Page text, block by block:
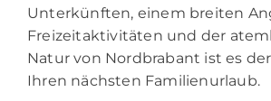
Unterkünften, einem breiten
Freizeitaktivitäten und der
Natur von Nordbrabant ist es
Ihren nächsten Familienurlaub.